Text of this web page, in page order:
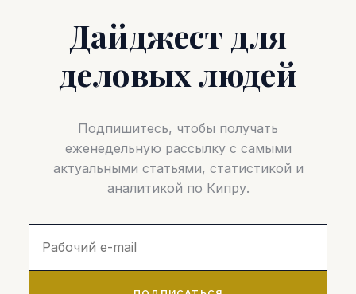
Дайджест для
деловых людей
Подпишитесь, чтобы получать
еженедельную рассылку с самыми
актуальными статьями, статистикой и
аналитикой по Кипру.